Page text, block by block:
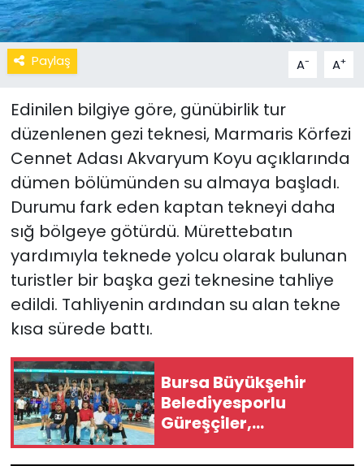
Paylaş A- A+
Edinilen bilgiye göre, günübirlik tur
düzenlenen gezi teknesi, Marmaris Körfezi
Cennet Adası Akvaryum Koyu açıklarında
dümen bölümünden su almaya başladı.
Durumu fark eden kaptan tekneyi daha
sığ bölgeye götürdü. Mürettebatın
yardımıyla teknede yolcu olarak bulunan
turistler bir başka gezi teknesine tahliye
edildi. Tahliyenin ardından su alan tekne
kısa sürede battı.
Bursa Büyükşehir
Belediyesporlu
Güreşçiler,
Ankara'dan 14